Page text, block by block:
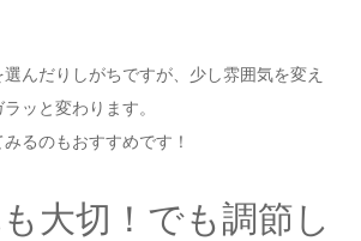
んだりしがちですが、少し雰囲気を変え
ッと変わります。
るのもおすすめです！
大切！でも調節し